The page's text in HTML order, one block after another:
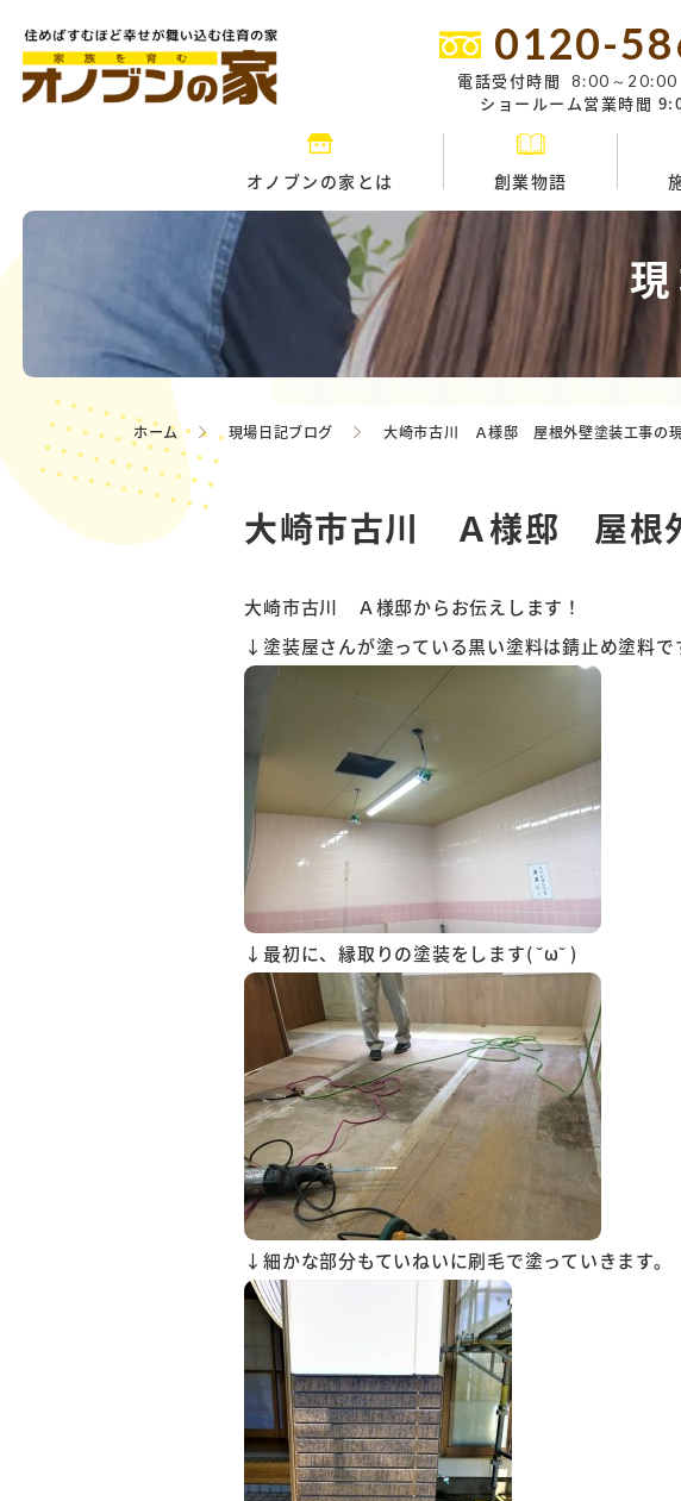
0120-
電話受付時間 8:00～20:00
ショールーム営業時間
オノブンの家とは 創業物語
ホーム 現場日記ブログ 大崎市古川 Ａ様邸 屋根外壁塗装工事の
大崎市古川 Ａ様邸 屋根
大崎市古川 Ａ様邸からお伝えします！
↓塗装屋さんが塗っている黒い塗料は錆止め塗料
↓最初に、縁取りの塗装をします( ˘ω˘ )
↓細かな部分もていねいに刷毛で塗っていきます。